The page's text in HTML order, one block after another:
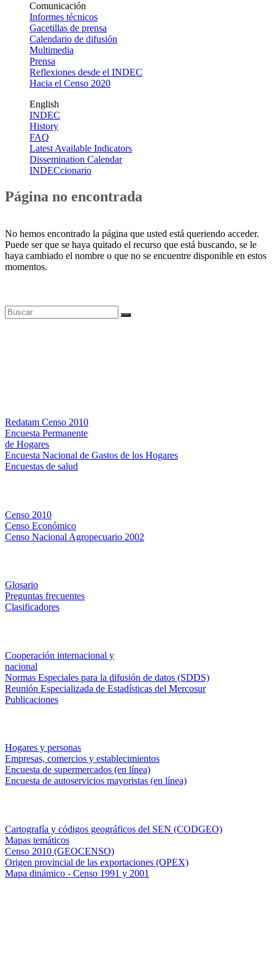
Comunicación
Informes técnicos
Gacetillas de prensa
Calendario de difusión
Multimedia
Prensa
Reflexiones desde el INDEC
Hacia el Censo 2020
English
INDEC
History
FAQ
Latest Available Indicators
Dissemination Calendar
INDECcionario
Página no encontrada
No hemos encontrado la página que usted está queriendo acceder.
Puede ser que se haya quitado el recurso que está buscando, se le
haya cambiado el nombre o que no se encuentre disponible en estos
momentos.
Redatam Censo 2010
Encuesta Permanente
de Hogares
Encuesta Nacional de Gastos de los Hogares
Encuestas de salud
Censo 2010
Censo Económico
Censo Nacional Agropecuario 2002
Glosario
Preguntas frecuentes
Clasificadores
Cooperación internacional y
nacional
Normas Especiales para la difusión de datos (SDDS)
Reunión Especializada de Estadísticas del Mercosur
Publicaciones
Hogares y personas
Empresas, comercios y establecimientos
Encuesta de supermercados (en línea)
Encuesta de autoservicios mayoristas (en línea)
Cartografía y códigos geográficos del SEN (CODGEO)
Mapas temáticos
Censo 2010 (GEOCENSO)
Origen provincial de las exportaciones (OPEX)
Mapa dinámico - Censo 1991 y 2001